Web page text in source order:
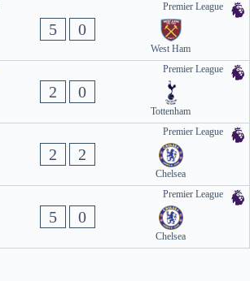
Premier League
5 0
West Ham
Premier League
2 0
Tottenham
Premier League
2 2
Chelsea
Premier League
5 0
Chelsea